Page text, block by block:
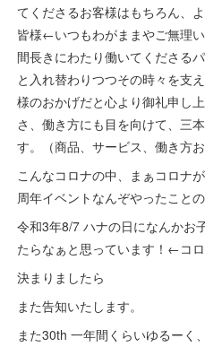
てくださるお客様はもちろん、
皆様←いつもわがままやご無理
間長きにわたり働いてくださる
と入れ替わりつつその時々を支
様のおかげだと心より御礼申し
さ、働き方にも目を向けて、三
す。（商品、サービス、働き方お
こんなコロナの中、まぁコロナ
周年イベントなんぞやったことの
令和3年8/7 ハナの日になんかお
たらなぁと思っています！←コ
決まりましたら
また告知いたします。
また30th 一年間くらいゆるーく